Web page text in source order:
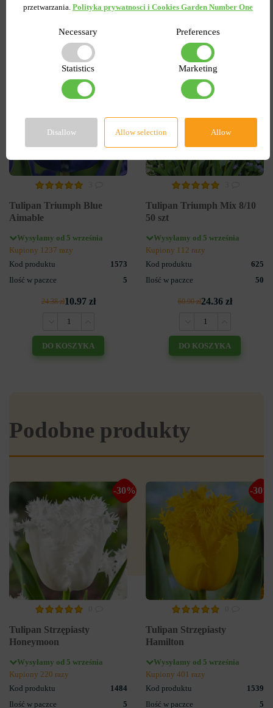
Tulipan Triumph Blue
Aimable
Wysyłamy od 5 września
Kupiony 1237 razy
Kod produktu
1573
Ilość w paczce
5
24.38 zł10.97 zł
DO KOSZYKA
Tulipan Triumph Mix 8/10
50 szt
Wysyłamy od 5 września
Kupiony 112 razy
Kod produktu
625
Ilość w paczce
50
60.90 zł24.36 zł
DO KOSZYKA
Podobne produkty
-30%
Tulipan Strzępiasty
Honeymoon
Wysyłamy od 5 września
Kupiony 220 razy
Kod produktu
1484
Ilość w paczce
5
-30%
Tulipan Strzępiasty
Hamilton
Wysyłamy od 5 września
Kupiony 401 razy
Kod produktu
1539
Ilość w paczce
5
przetwarzania. Polityka prywatnosci i Cookies Garden Number One
Necessary Preferences
Statistics Marketing
Disallow Allow selection Allow